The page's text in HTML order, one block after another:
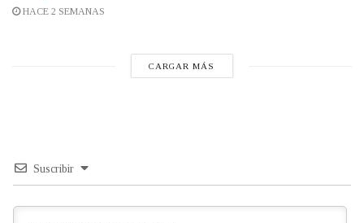
HACE 2 SEMANAS
CARGAR MÁS
Suscribir